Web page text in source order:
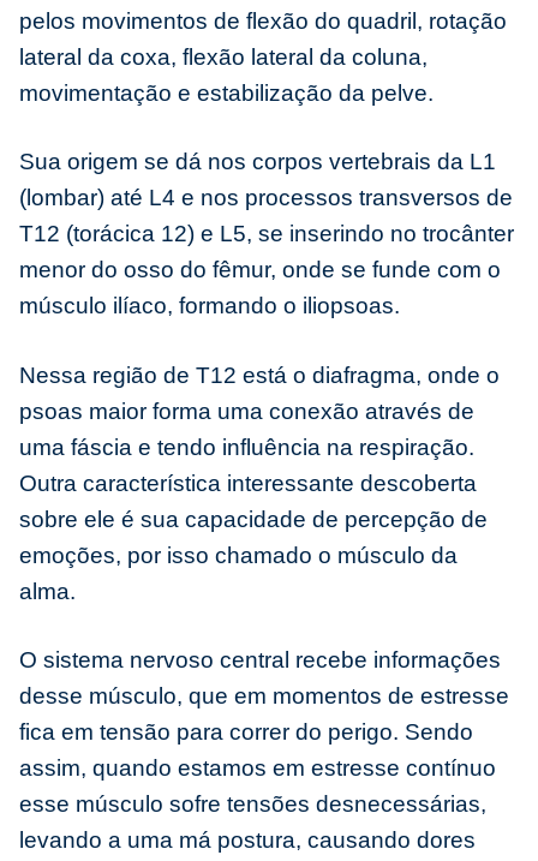
pelos movimentos de flexão do quadril, rotação
lateral da coxa, flexão lateral da coluna,
movimentação e estabilização da pelve.
Sua origem se dá nos corpos vertebrais da L1
(lombar) até L4 e nos processos transversos de
T12 (torácica 12) e L5, se inserindo no trocânter
menor do osso do fêmur, onde se funde com o
músculo ilíaco, formando o iliopsoas.
Nessa região de T12 está o diafragma, onde o
psoas maior forma uma conexão através de
uma fáscia e tendo influência na respiração.
Outra característica interessante descoberta
sobre ele é sua capacidade de percepção de
emoções, por isso chamado o músculo da
alma.
O sistema nervoso central recebe informações
desse músculo, que em momentos de estresse
fica em tensão para correr do perigo. Sendo
assim, quando estamos em estresse contínuo
esse músculo sofre tensões desnecessárias,
levando a uma má postura, causando dores